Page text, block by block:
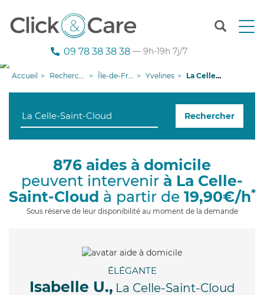
T
n
g
o
n
09 78 38 38 38 — 9h-19h 7j/7
Accueil Recherche aide à domicile Île-de-France Yvelines La Celle-Saint-Cloud
Rechercher
876 aides à domicile
peuvent intervenir à La Celle-
Saint-Cloud à partir de 19,90€/h*
Sous réserve de leur disponibilité au moment de la demande
ÉLÉGANTE
Isabelle U., La Celle-Saint-Cloud